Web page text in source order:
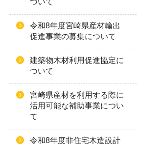
ついて
令和8年度宮崎県産材輸出
促進事業の募集について
建築物木材利用促進協定に
ついて
宮崎県産材を利用する際に
活用可能な補助事業につい
て
令和8年度非住宅木造設計